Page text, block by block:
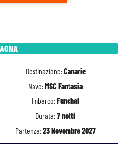
Destinazione:Canarie
Nave:MSC Fantasia
Imbarco:Funchal
Durata:7 notti
Partenza:23 Novembre 2027